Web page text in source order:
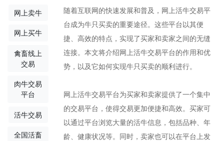
网上卖牛
网上买牛
禽畜线上
交易
肉牛交易
平台
活牛交易
全国活畜
随着互联网的快速发展和普及，网上活牛交易平
台成为牛只买卖的重要途径。这些平台以其便
捷、高效的特点，实现了买家和卖家之间的无缝
连接。本文将介绍网上活牛交易平台的作用和优
势，以及它如何实现牛只买卖的顺利进行。
网上活牛交易平台为买家和卖家提供了一个集中
的交易平台，使得交易更加便捷和高效。买家可
以通过平台浏览大量的活牛信息，包括品种、年
龄、健康状况等。同时，卖家也可以在平台上发